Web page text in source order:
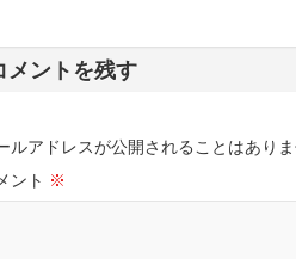
メントを残す
ルアドレスが公開されることはありま
ント ※